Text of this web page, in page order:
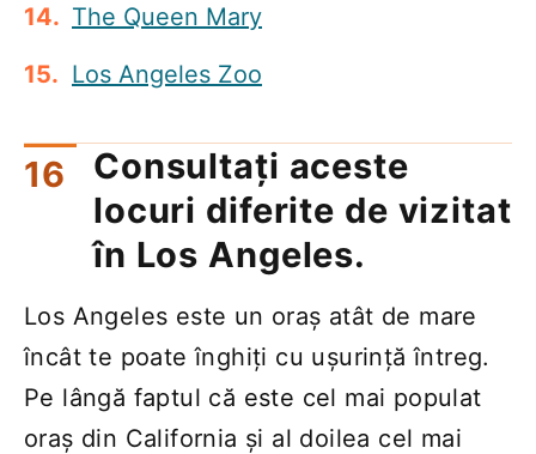
The Queen Mary
Los Angeles Zoo
Consultați aceste
locuri diferite de vizitat
în Los Angeles.
Los Angeles este un oraș atât de mare
încât te poate înghiți cu ușurință întreg.
Pe lângă faptul că este cel mai populat
oraș din California și al doilea cel mai